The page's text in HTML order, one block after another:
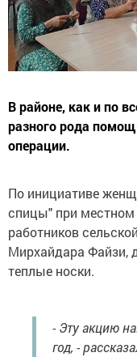
В районе, как и по
разного рода
операции.
По инициативе
спицы" при местном
работников
Мирхайдара Файзи,
теплые носки.
- Эту акцию
год, -